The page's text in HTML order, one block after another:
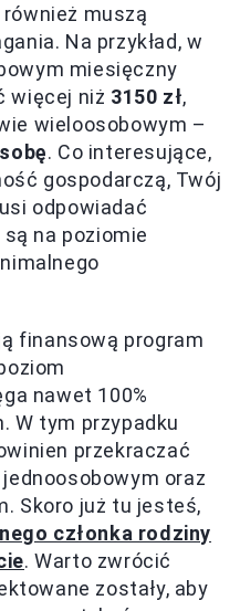
muszą
Na przykład, w
miesięczny
więcej niż 3150 zł,
wieloosobowym –
. Co interesujące,
gospodarczą, Twój
odpowiadać
na poziomie
finansową program
nawet 100%
W tym przypadku
przekraczać
oraz
Skoro już tu jesteś,
członka rodziny
. Warto zwrócić
zostały, aby